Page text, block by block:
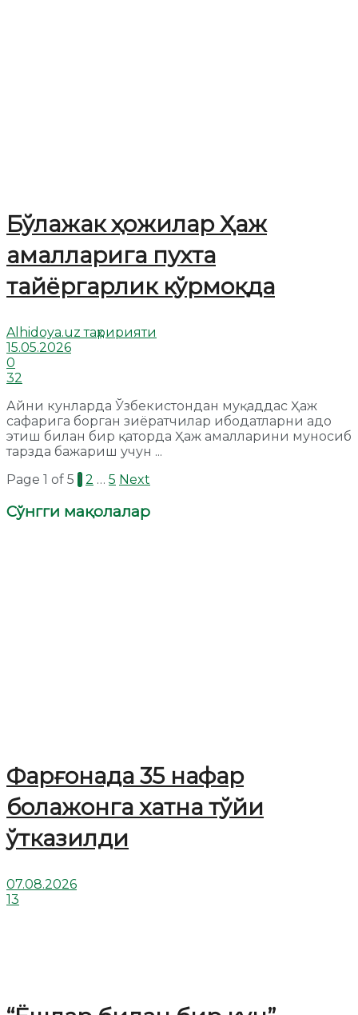
Бўлажак ҳожилар Ҳаж
амалларига пухта
тайёргарлик кўрмоқда
Alhidoya.uz таҳририяти
15.05.2026
0
32
Айни кунларда Ўзбекистондан муқаддас Ҳаж
сафарига борган зиёратчилар ибодатларни адо
этиш билан бир қаторда Ҳаж амалларини муносиб
тарзда бажариш учун ...
Page 1 of 5 1 2 … 5 Next
Сўнгги мақолалар
Фарғонада 35 нафар
болажонга хатна тўйи
ўтказилди
07.08.2026
13